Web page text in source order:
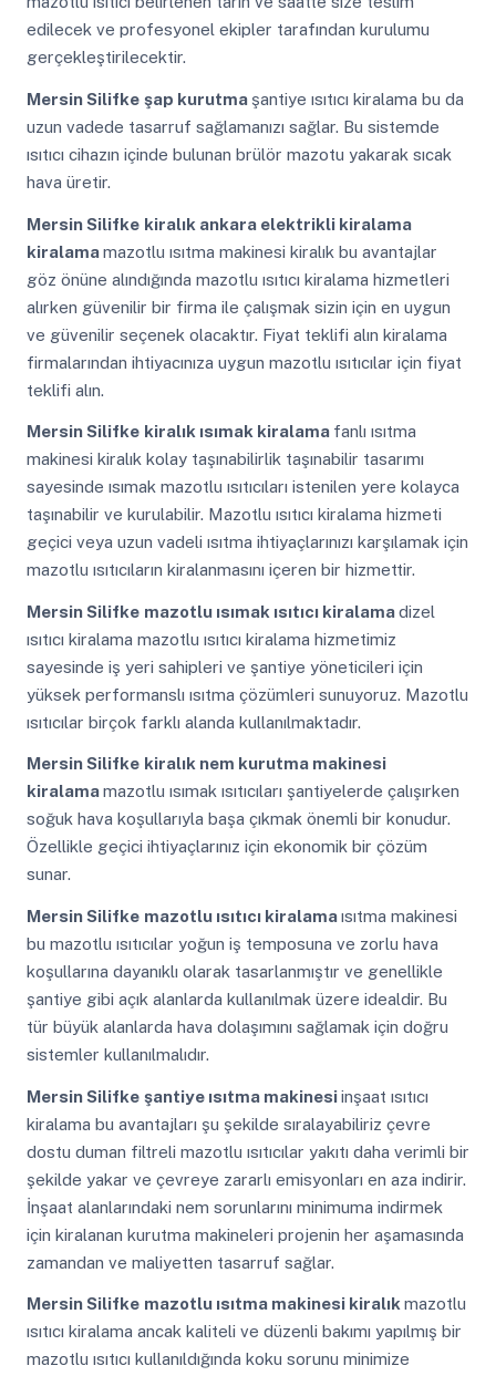
edilecek ve profesyonel ekipler tarafından kurulumu
gerçekleştirilecektir.
Mersin Silifke şap kurutma şantiye ısıtıcı kiralama bu da
uzun vadede tasarruf sağlamanızı sağlar. Bu sistemde
ısıtıcı cihazın içinde bulunan brülör mazotu yakarak sıcak
hava üretir.
Mersin Silifke kiralık ankara elektrikli kiralama
kiralamamazotlu ısıtma makinesi kiralık bu avantajlar
göz önüne alındığında mazotlu ısıtıcı kiralama hizmetleri
alırken güvenilir bir firma ile çalışmak sizin için en uygun
ve güvenilir seçenek olacaktır. Fiyat teklifi alın kiralama
firmalarından ihtiyacınıza uygun mazotlu ısıtıcılar için fiyat
teklifi alın.
Mersin Silifke kiralık ısımak kiralama fanlı ısıtma
makinesi kiralık kolay taşınabilirlik taşınabilir tasarımı
sayesinde ısımak mazotlu ısıtıcıları istenilen yere kolayca
taşınabilir ve kurulabilir. Mazotlu ısıtıcı kiralama hizmeti
geçici veya uzun vadeli ısıtma ihtiyaçlarınızı karşılamak için
mazotlu ısıtıcıların kiralanmasını içeren bir hizmettir.
Mersin Silifke mazotlu ısımak ısıtıcı kiralamadizel
ısıtıcı kiralama mazotlu ısıtıcı kiralama hizmetimiz
sayesinde iş yeri sahipleri ve şantiye yöneticileri için
yüksek performanslı ısıtma çözümleri sunuyoruz. Mazotlu
ısıtıcılar birçok farklı alanda kullanılmaktadır.
Mersin Silifke kiralık nem kurutma makinesi
kiralamamazotlu ısımak ısıtıcıları şantiyelerde çalışırken
soğuk hava koşullarıyla başa çıkmak önemli bir konudur.
Özellikle geçici ihtiyaçlarınız için ekonomik bir çözüm
sunar.
Mersin Silifke mazotlu ısıtıcı kiralamaısıtma makinesi
bu mazotlu ısıtıcılar yoğun iş temposuna ve zorlu hava
koşullarına dayanıklı olarak tasarlanmıştır ve genellikle
şantiye gibi açık alanlarda kullanılmak üzere idealdir. Bu
tür büyük alanlarda hava dolaşımını sağlamak için doğru
sistemler kullanılmalıdır.
Mersin Silifke şantiye ısıtma makinesiinşaat ısıtıcı
kiralama bu avantajları şu şekilde sıralayabiliriz çevre
dostu duman filtreli mazotlu ısıtıcılar yakıtı daha verimli bir
şekilde yakar ve çevreye zararlı emisyonları en aza indirir.
İnşaat alanlarındaki nem sorunlarını minimuma indirmek
için kiralanan kurutma makineleri projenin her aşamasında
zamandan ve maliyetten tasarruf sağlar.
Mersin Silifke mazotlu ısıtma makinesi kiralık mazotlu
ısıtıcı kiralama ancak kaliteli ve düzenli bakımı yapılmış bir
mazotlu ısıtıcı kullanıldığında koku sorunu minimize